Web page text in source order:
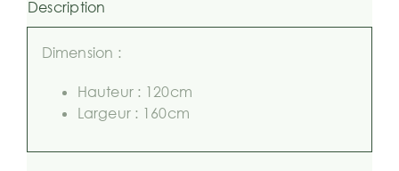
Description
Dimension :
Hauteur : 120cm
Largeur : 160cm